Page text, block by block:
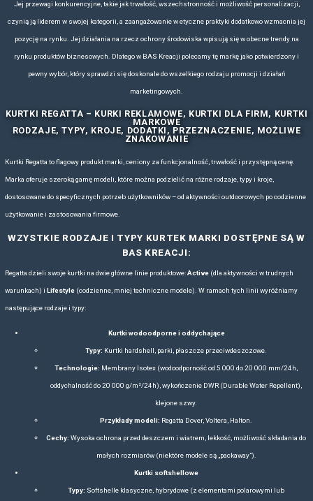
ZOBACZ WSZYSTKIE MARKI
ODZIEŻ REGATTA - UBRANIA Z
CHARAKTERYSTYKA I HISTORIA
Regatta to brytyjska marka odzieży i akcesoriów outdoorowych,
Lionela Blacka. Obecnie jest prowadzona przez jego dzieci, Keitha i
firmy Regatta Limited z siedzibą w Manchesterze. Od
pracownikami, rozrosła się do przedsiębiorstwa
osiągającego obroty rzędu 262 milionów funtów brytyjskich.
która obejmuje inne marki, takie jak Dare2b (skierowana do
Craghoppers, Regatta Professional oraz